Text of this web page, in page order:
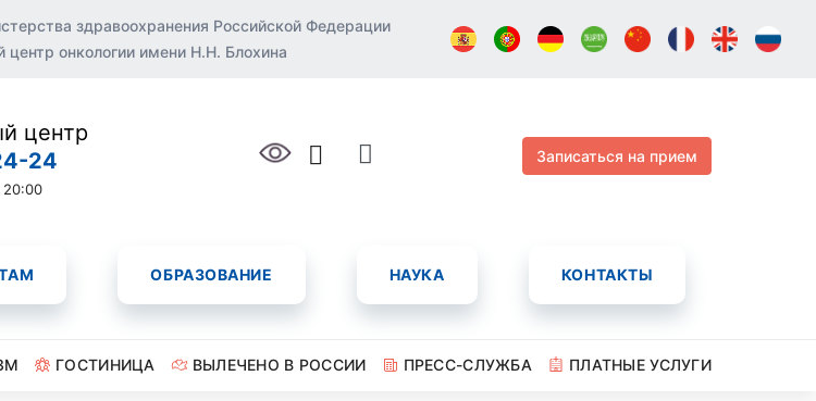
здравоохранения Российской Федерации
онкологии имени Н.Н. Блохина
центр
24
Записаться на прием
ОБРАЗОВАНИЕ НАУКА КОНТАКТЫ
ГОСТИНИЦА ВЫЛЕЧЕНО В РОССИИ ПРЕСС-СЛУЖБА
ПЛАТНЫЕ УСЛУГИ